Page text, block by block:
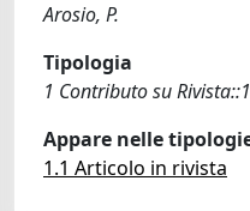
Arosio, P.
Tipologia
1 Contributo su
Appare nelle
1.1 Articolo in rivista